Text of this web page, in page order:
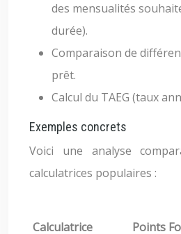
des mensualités
durée).
Comparaison de
prêt.
Calcul du TAEG (taux
Exemples concrets
Voici une analyse
calculatrices populaires :
Calculatrice
Points